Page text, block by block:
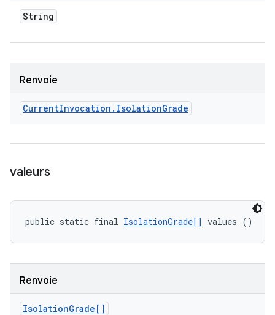
String
Renvoie
CurrentInvocation . IsolationGrade
valeurs
public static final IsolationGrade[] values ()
Renvoie
IsolationGrade[]